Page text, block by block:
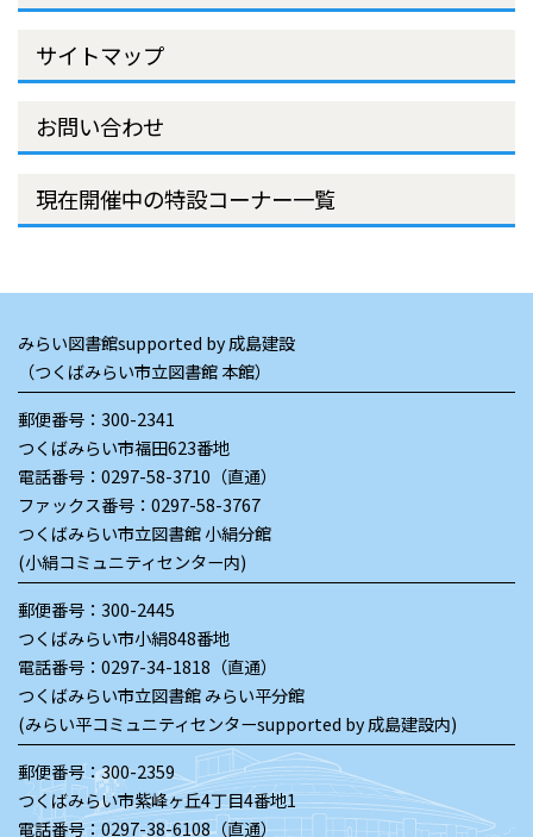
サイトマップ
お問い合わせ
現在開催中の特設コーナー一覧
みらい図書館supported by 成島建設
（つくばみらい市立図書館 本館）
郵便番号：300-2341
つくばみらい市福田623番地
電話番号： 0297-58-3710（直通）
ファックス番号：0297-58-3767
つくばみらい市立図書館 小絹分館
(小絹コミュニティセンター内)
郵便番号：300-2445
つくばみらい市小絹848番地
電話番号： 0297-34-1818（直通）
つくばみらい市立図書館 みらい平分館
(みらい平コミュニティセンターsupported by 成島建設内)
郵便番号：300-2359
つくばみらい市紫峰ヶ丘4丁目4番地1
電話番号： 0297-38-6108（直通）